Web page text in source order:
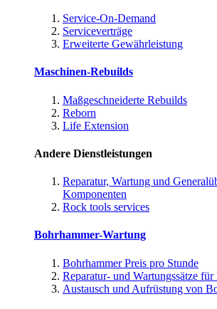
Service-On-Demand
Serviceverträge
Erweiterte Gewährleistung
Maschinen-Rebuilds
Maßgeschneiderte Rebuilds
Reborn
Life Extension
Andere Dienstleistungen
Reparatur, Wartung und
Komponenten
Rock tools services
Bohrhammer-Wartung
Bohrhammer Preis pro Stunde
Reparatur- und Wartungssätze
Austausch und Aufrüstung von